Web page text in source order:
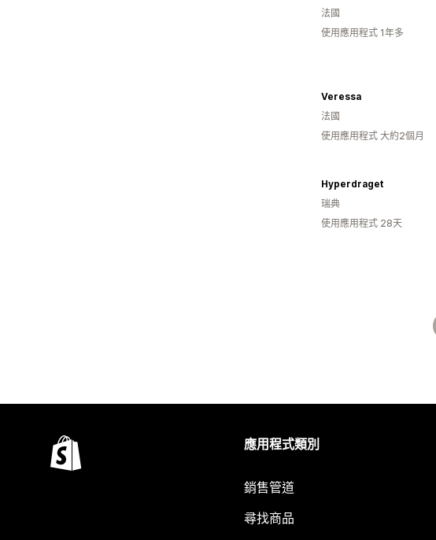
法國
使用應用程式 1年多
Veressa
法國
使用應用程式 大約2個月
Hyperdraget
瑞典
使用應用程式 28天
應用程式類別
銷售管道
尋找商品